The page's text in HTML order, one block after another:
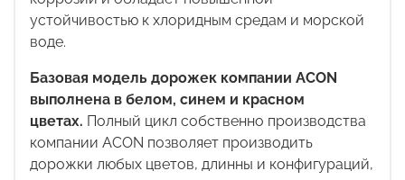
устойчивостью к хлоридным средам и морской
воде.
Базовая модель дорожек компании ACON
выполнена в белом, синем и красном
цветах. Полный цикл собственно производства
компании ACON позволяет производить
дорожки любых цветов, длинны и конфигураций,